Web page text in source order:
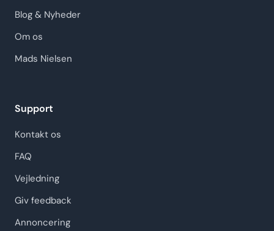
Blog & Nyheder
Om os
Mads Nielsen
Support
Kontakt os
FAQ
Vejledning
Giv feedback
Annoncering